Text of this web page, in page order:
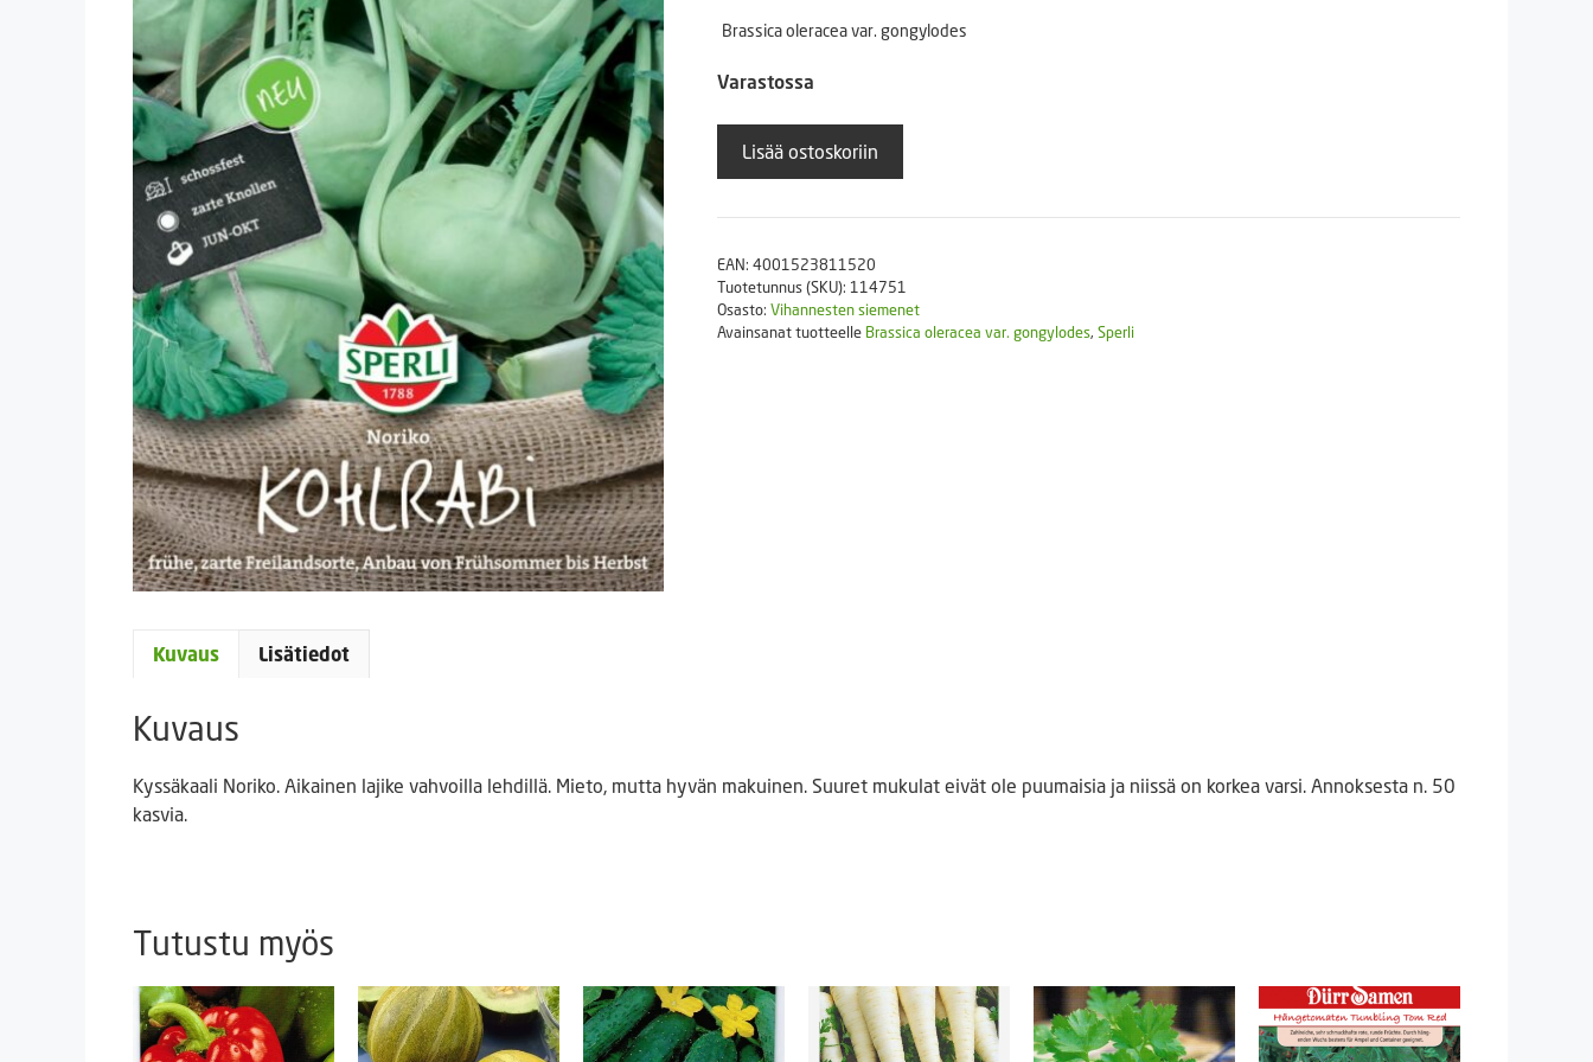
Askartelutarvikkeet
Brassica oleracea var. gongylodes
Varastossa
Noriko
Lisää ostoskoriin
EAN: 4001523811520
Tuotetunnus (SKU): 114751
Osasto: Vihannesten siemenet
Avainsanat tuotteelle Brassica oleracea var. gongylodes, Sperli
Kuvaus Lisätiedot
Kuvaus
Kyssäkaali Noriko. Aikainen lajike vahvoilla lehdillä. Mieto, mutta hyvän makuinen. Suuret mukulat eivät ole puumaisia ​​ja niissä on korkea varsi. Annoksesta n. 50
kasvia.
Tutustu myös